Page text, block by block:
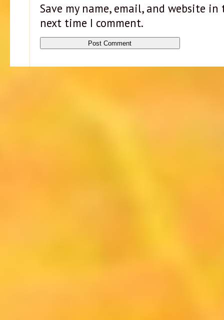
Save my name, email, and website
next time I comment.